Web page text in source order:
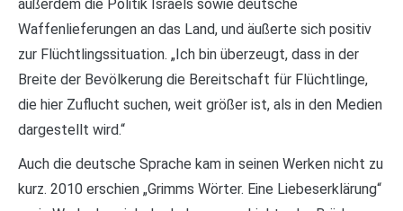
außerdem die Politik Israels sowie deutsche
Waffenlieferungen an das Land, und äußerte sich positiv
zur Flüchtlingssituation. „Ich bin überzeugt, dass in der
Breite der Bevölkerung die Bereitschaft für Flüchtlinge,
die hier Zuflucht suchen, weit größer ist, als in den Medien
dargestellt wird.“
Auch die deutsche Sprache kam in seinen Werken nicht zu
kurz. 2010 erschien „Grimms Wörter. Eine Liebeserklärung“